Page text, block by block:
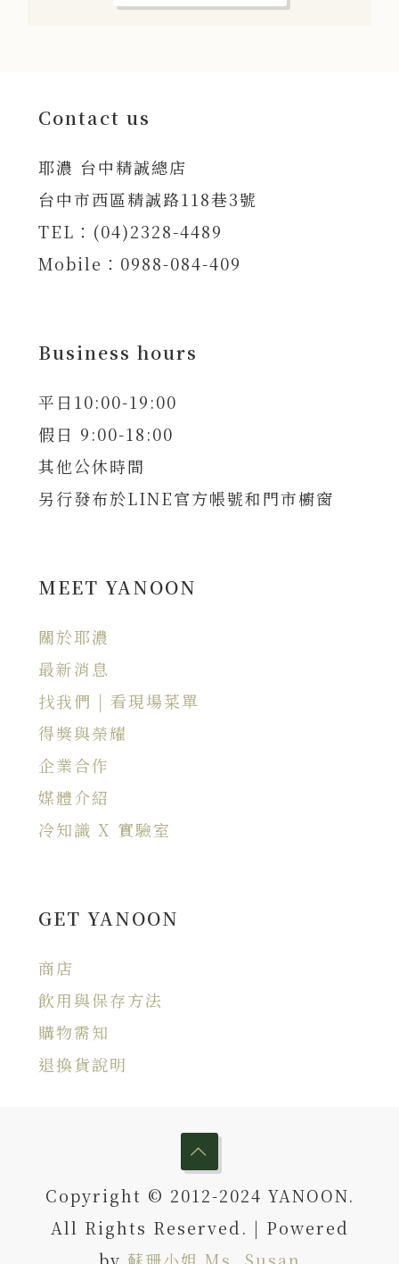
Contact us
耶濃 台中精誠總店
台中市西區精誠路118巷3號
TEL：(04)2328-4489
Mobile：0988-084-409
Business hours
平日10:00-19:00
假日 9:00-18:00
其他公休時間
另行發布於LINE官方帳號和門市櫥窗
MEET YANOON
關於耶濃
最新消息
找我們 | 看現場菜單
得獎與榮耀
企業合作
媒體介紹
冷知識 X 實驗室
GET YANOON
商店
飲用與保存方法
購物需知
退換貨說明
Copyright © 2012-2024 YANOON.
All Rights Reserved. | Powered